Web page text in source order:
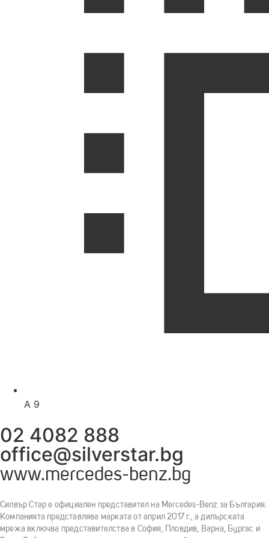
A 9
02 4082 888
office@silverstar.bg
www.mercedes-benz.bg
Силвър Стар е официален представител на Mercedes-Benz за България.
Компанията представлява марката от април 2017 г., а дилърската
мрежа включва представителства в София, Пловдив, Варна, Бургас и